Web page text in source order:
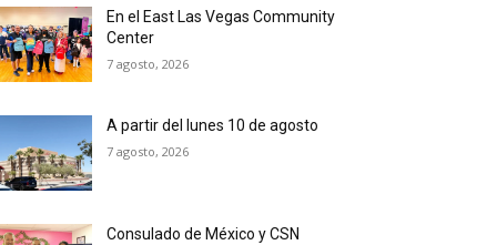
En el East Las Vegas Community
Center
7 agosto, 2026
A partir del lunes 10 de agosto
7 agosto, 2026
Consulado de México y CSN